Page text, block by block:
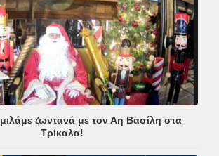
ζωντανά με τον Αη Βασίλη στα
Τρίκαλα!